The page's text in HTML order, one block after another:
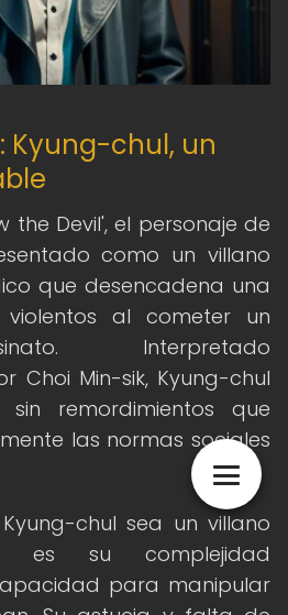
Kyung-chul, un
the Devil', el personaje de
como un villano
que desencadena una
al cometer un
Interpretado
Choi Min-sik, Kyung-chul
remordimientos que
las normas sociales
chul sea un villano
es su complejidad
para manipular